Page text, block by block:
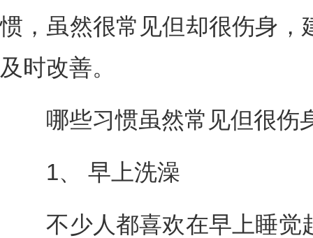
惯，虽然很常见但却很伤身，
及时改善。
哪些习惯虽然常见但很伤
1、 早上洗澡
不少人都喜欢在早上睡觉